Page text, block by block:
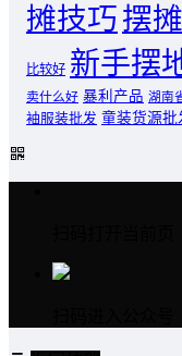
摊技巧摆
比较好 新手摆
卖什么好 暴利产品 湖南
袖服装批发 童装货源批